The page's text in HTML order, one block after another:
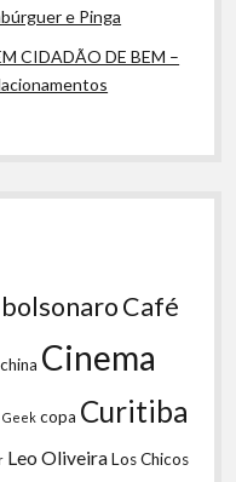
e Pinga
CIDADÃO DE BEM –
bolsonaroCafé
china Cinema
Geek copa Curitiba
Leo OliveiraLos Chicos